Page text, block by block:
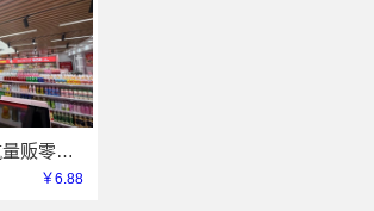
零百味全程护航量贩零食铺无忧经营河南零百味供应链有限公司
￥6.88